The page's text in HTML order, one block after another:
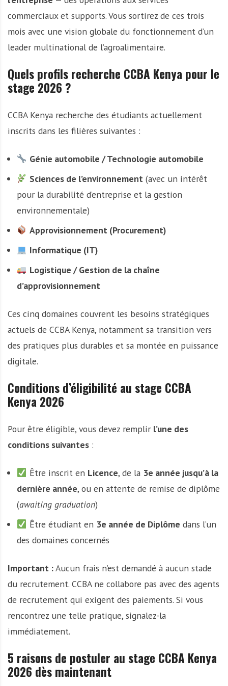
commerciaux et supports. Vous sortirez de ces trois
mois avec une vision globale du fonctionnement d’un
leader multinational de l’agroalimentaire.
Quels profils recherche CCBA Kenya pour le
stage 2026 ?
CCBA Kenya recherche des étudiants actuellement
inscrits dans les filières suivantes :
Génie automobile / Technologie automobile
Sciences de l’environnement(avec un intérêt
pour la durabilité d’entreprise et la gestion
environnementale)
Approvisionnement (Procurement)
Informatique (IT)
Logistique / Gestion de la chaîne
d’approvisionnement
Ces cinq domaines couvrent les besoins stratégiques
actuels de CCBA Kenya, notamment sa transition vers
des pratiques plus durables et sa montée en puissance
digitale.
Conditions d’éligibilité au stage CCBA
Kenya 2026
Pour être éligible, vous devez remplir l’une des
conditions suivantes :
Être inscrit en Licence, de la 3e année jusqu’à la
dernière année, ou en attente de remise de diplôme
(awaiting graduation)
Être étudiant en 3e année de Diplôme dans l’un
des domaines concernés
Important :Aucun frais n’est demandé à aucun stade
du recrutement. CCBA ne collabore pas avec des agents
de recrutement qui exigent des paiements. Si vous
rencontrez une telle pratique, signalez-la
immédiatement.
5 raisons de postuler au stage CCBA Kenya
2026 dès maintenant